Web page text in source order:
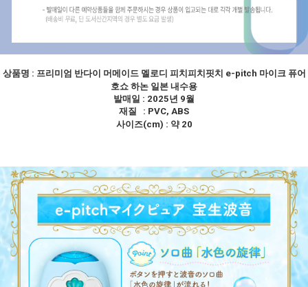
상품명 : 프리미엄 반다이 머메이드 멜로디 피치피치핏치 e-pitch 마이크 퓨어
호쇼 하논 일본 내수용
발매일 : 2025년 9월
재질 : PVC, ABS
사이즈(cm) : 약 20